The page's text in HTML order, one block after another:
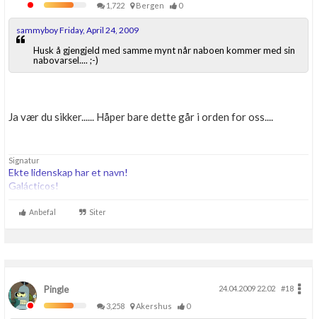
1,722
Bergen 0
sammyboy Friday, April 24, 2009
Husk å gjengjeld med samme mynt når naboen kommer med sin
nabovarsel.... ;-)
Ja vær du sikker...... Håper bare dette går i orden for oss....
Signatur
Ekte lidenskap har et navn!
Galácticos!
Anbefal Siter
Pingle 24.04.2009 22.02
#18
3,258
Akershus 0